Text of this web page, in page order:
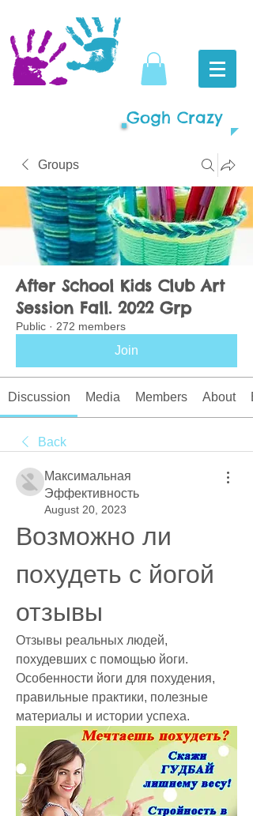
Gogh Crazy
Groups
After School Kids Club Art
Session Fall. 2022 Grp
Public · 272 members
Join
Discussion Media Members About
Back
Максимальная
Эффективность
August 20, 2023
Возможно ли
похудеть с йогой
отзывы
Отзывы реальных людей,
похудевших с помощью йоги.
Особенности йоги для похудения,
правильные практики, полезные
материалы и истории успеха.